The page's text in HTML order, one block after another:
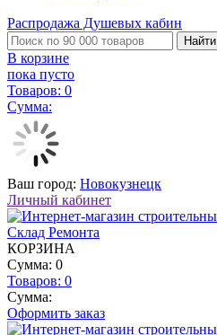
Распродажа Душевых кабин
Найти
В корзине
пока пусто
Товаров: 0
Сумма:
Ваш город: Новокузнецк
Личный кабинет
КОРЗИНА
Сумма: 0
Товаров: 0
Сумма:
Оформить заказ